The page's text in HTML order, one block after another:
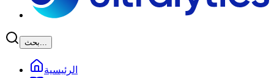
بحث...
الرئيسية